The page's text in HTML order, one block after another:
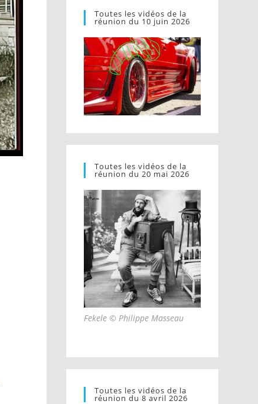
Toutes les vidéos de la
réunion du 10 juin 2026
Toutes les vidéos de la
réunion du 20 mai 2026
Fekele © Philippe Masseau
Toutes les vidéos de la
réunion du 8 avril 2026